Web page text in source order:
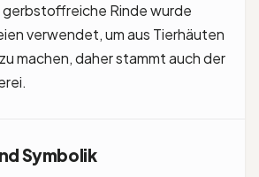
Rinde wurde
verwendet, um aus Tierhäuten
machen, daher stammt auch der
Symbolik